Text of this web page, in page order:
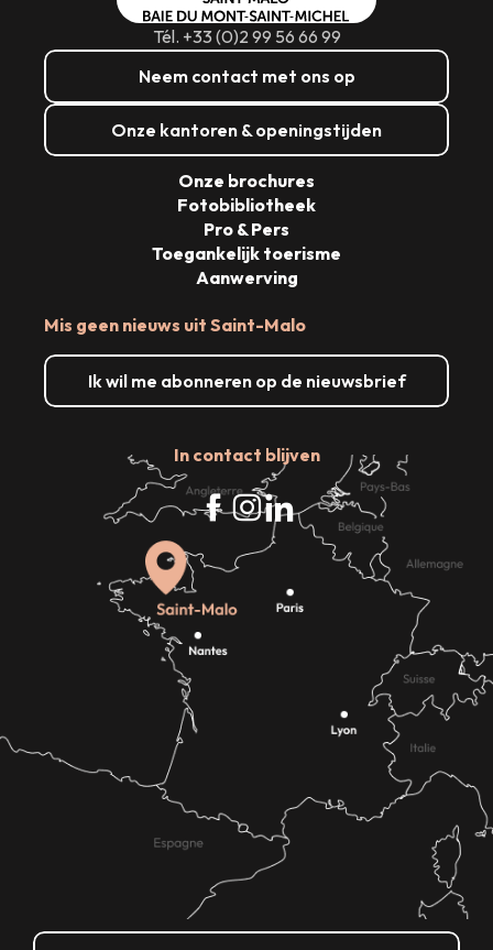
Tél. +33 (0)2 99 56 66 99
Neem contact met ons op
Onze kantoren & openingstijden
Mis geen nieuws uit Saint-Malo
Ik wil me abonneren op de nieuwsbrief
In contact blijven
Onze brochures
Fotobibliotheek
Pro & Pers
Toegankelijk toerisme
Aanwerving